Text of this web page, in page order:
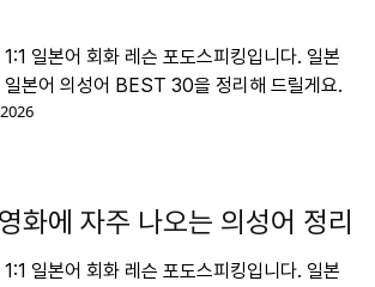
일본어 회화 레슨 포도스피킹입니다. 일본
일본어 의성어 BEST 30을 정리해 드릴게요.
화에 자주 나오는 의성어 정리
일본어 회화 레슨 포도스피킹입니다. 일본